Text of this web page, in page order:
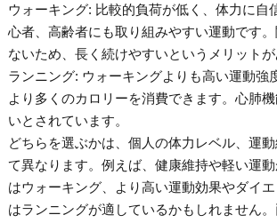
ウォーキング: 比較的負荷が低く、体力に自
心者、高齢者にも取り組みやすい運動です
ないため、長く続けやすいというメリットが
ランニング: ウォーキングよりも高い運動強
より多くのカロリーを消費できます。心肺
いとされています。
どちらを選ぶかは、個人の体力レベル、運
て異なります。例えば、健康維持や軽い運
はウォーキング、より高い運動効果やダイ
はランニングが適しているかもしれません